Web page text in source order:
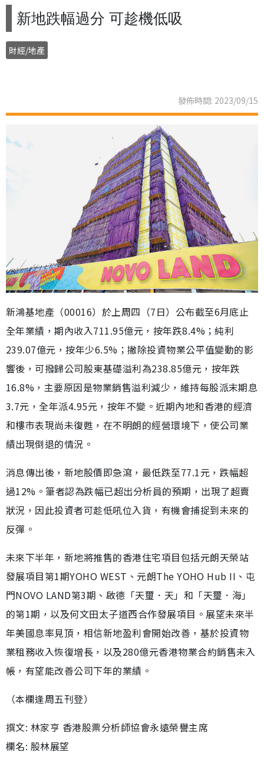
新地跌幅過分 可趁機低吸
財經/地產
發佈時間: 2023/09/15
新鴻基地產（00016）於上周四（7日）公布截至6月底止
全年業績，期內收入711.95億元，按年跌8.4%；純利
239.07億元，按年少6.5%；撇除投資物業公平值變動的影
響後，可撥歸公司股東基礎溢利為238.85億元，按年跌
16.8%，主要原因是物業銷售溢利減少，維持每股派末期息
3.7元，全年派4.95元，按年不變。近期內地和香港的經濟
和樓市表現尚未復甦，在不明朗的經營環境下，使公司業
績出現倒退的情況。
消息傳出後，新地股價即急瀉，最低跌至77.1元，跌幅超
過12%。筆者認為跌幅已超出分析員的預期，出現了超賣
狀況，因此投資者可趁低吼位入貨，有機會捕捉到未來的
反彈。
未來下半年，新地將推售的香港住宅項目包括元朗天榮站
發展項目第1期YOHO WEST、元朗The YOHO Hub II、屯
門NOVO LAND第3期、啟德「天璽．天」和「天璽．海」
的第1期，以及何文田太子道西合作發展項目。展望未來半
年美國息率見頂，相信新地盈利會開始改善，基於投資物
業租務收入恢復增長，以及280億元香港物業合約銷售未入
帳，有望能改善公司下年的業績。
（本欄逢周五刊登）
撰文: 林家亨 香港股票分析師協會永遠榮譽主席
欄名: 股林展望